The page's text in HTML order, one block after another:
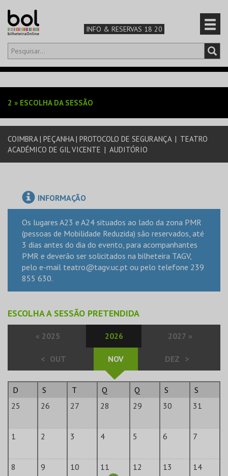
INFO & RESERVAS 18 20
Olá,iniciar sessão
TEATRO & ARTE
MÚSICA & FESTIVAIS
DESPORTO & AVENTURA
2 » ESCOLHA DA SESSÃO
COIMBRA | PEÇANHA | PROTOCOLO DE SEGURANÇA | TEATRO
ACADÉMICO DE GIL VICENTE | AUDITÓRIO
INFORMAÇÃO
Os lugares A23 e A24 situados ao lado da zona PMR
(pessoas de Mobilidade Reduzida) são reservados, até
3 dias antes do dia do evento, para acompanhantes
PMR e deverão ser solicitados na bilheteira TAGV,
pelo e-mail teatro@tagv.uc.pt ou pelo telefone 239
855 630.
ESCOLHA A SESSÃO PRETENDIDA
« 2025 2026 2027 »
< OUT NOV DEZ >
D S T Q Q S
S
25
26 27 28 29 30 31
1 2 3 4 5 6 7
8 9 10 11 12 13 14